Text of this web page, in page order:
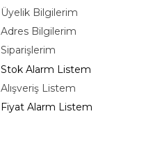
Üyelik Bilgilerim
Adres Bilgilerim
Siparişlerim
Stok Alarm Listem
Alışveriş Listem
Fiyat Alarm Listem